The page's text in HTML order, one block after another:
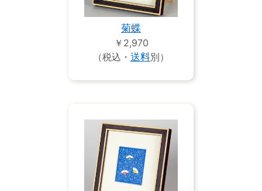
菊蝶
￥2,970
（税込・ 送料別）